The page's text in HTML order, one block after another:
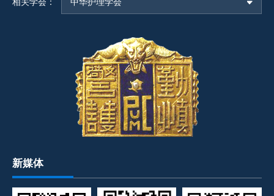
新媒体